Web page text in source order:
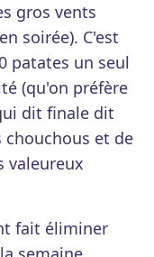
gros vents
soirée). C'est
patates un seul
(qu'on préfère
dit finale dit
et de
valeureux
fait éliminer